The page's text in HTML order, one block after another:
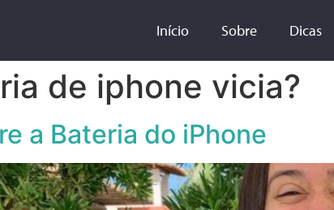
Início Sobre Dicas
de iphone vicia?
a Bateria do iPhone